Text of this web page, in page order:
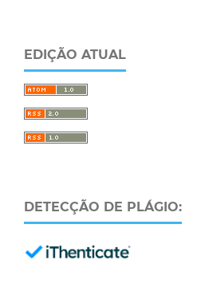
EDIÇÃO ATUAL
DETECÇÃO DE PLÁGIO: